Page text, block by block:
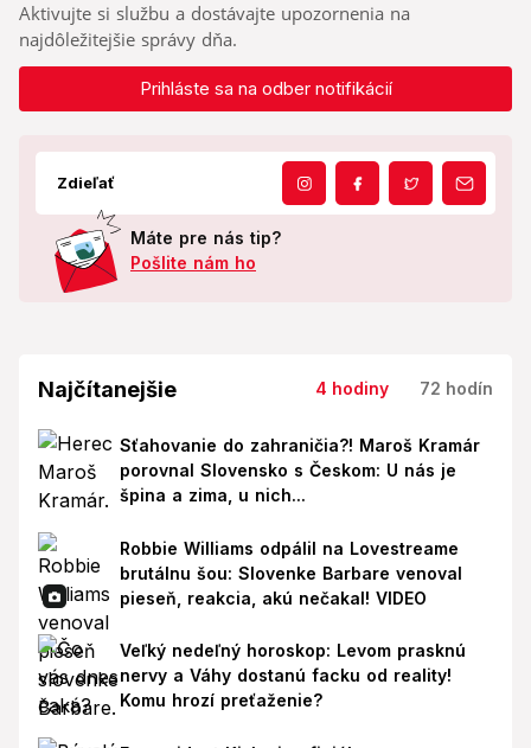
Aktivujte si službu a dostávajte upozornenia na
najdôležitejšie správy dňa.
Prihláste sa na odber notifikácií
Zdieľať
Máte pre nás tip?
Pošlite nám ho
Najčítanejšie 4 hodiny 72 hodín
Sťahovanie do zahraničia?! Maroš Kramár
porovnal Slovensko s Českom: U nás je
špina a zima, u nich...
Robbie Williams odpálil na Lovestreame
brutálnu šou: Slovenke Barbare venoval
pieseň, reakcia, akú nečakal! VIDEO
Veľký nedeľný horoskop: Levom prasknú
nervy a Váhy dostanú facku od reality!
Komu hrozí preťaženie?